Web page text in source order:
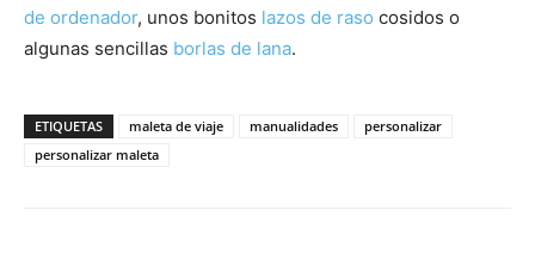
de ordenador, unos bonitos lazos de raso cosidos o
algunas sencillas borlas de lana.
ETIQUETAS maleta de viaje manualidades
personalizar
personalizar maleta